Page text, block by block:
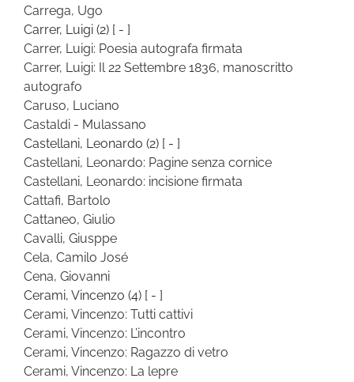
Carrega, Ugo
Carrer, Luigi (2) [ - ]
Carrer, Luigi: Poesia autografa firmata
Carrer, Luigi: Il 22 Settembre 1836, manoscritto
autografo
Caruso, Luciano
Castaldi - Mulassano
Castellani, Leonardo (2) [ - ]
Castellani, Leonardo: Pagine senza cornice
Castellani, Leonardo: incisione firmata
Cattafi, Bartolo
Cattaneo, Giulio
Cavalli, Giusppe
Cela, Camilo José
Cena, Giovanni
Cerami, Vincenzo (4) [ - ]
Cerami, Vincenzo: Tutti cattivi
Cerami, Vincenzo: L’incontro
Cerami, Vincenzo: Ragazzo di vetro
Cerami, Vincenzo: La lepre